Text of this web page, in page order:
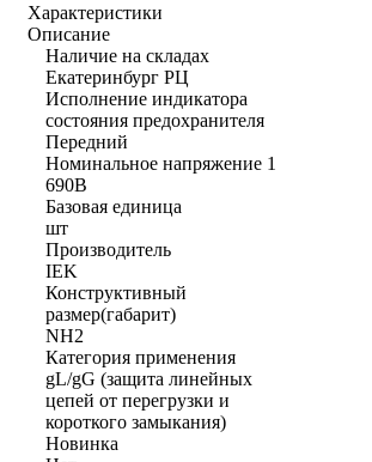
Характеристики
Описание
Наличие на складах
Екатеринбург РЦ
Исполнение индикатора
состояния предохранителя
Передний
Номинальное напряжение 1
690В
Базовая единица
шт
Производитель
IEK
Конструктивный
размер(габарит)
NH2
Категория применения
gL/gG (защита линейных
цепей от перегрузки и
короткого замыкания)
Новинка